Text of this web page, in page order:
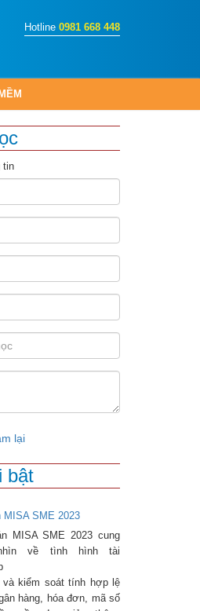
Hotline 0981 668 448
tin
lại
bật
MISA SME 2023
MISA SME 2023 cung
về tình hình tài
và kiểm soát tính hợp lệ
hàng, hóa đơn, mã số